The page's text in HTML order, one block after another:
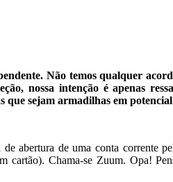
Não temos qualquer
nossa intenção é apenas
que sejam armadilhas em
abertura de uma conta corrente
cartão). Chama-se Zuum. Opa!